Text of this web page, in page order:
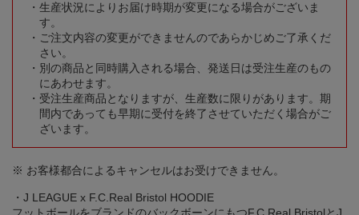
生産状況によりお届け時期が変更になる場合がございま
す。
ご注文内容の変更ができませんのであらかじめご了承くだ
さい。
別の商品と同時購入される場合、発送日は受注生産のもの
にあわせます。
受注生産商品となりますが、生産数に限りがあります。期
間内であっても早期に受付を終了させていただく場合がご
ざいます。
※ お客様都合によるキャンセルはお受けできません。
・J LEAGUE x F.C.Real Bristol HOODIE